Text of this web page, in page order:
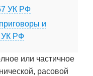
УК РФ
и
УК РФ
или частичное
расовой